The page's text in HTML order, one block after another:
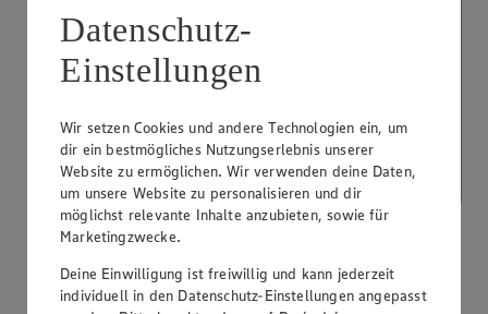
Datenschutz-
Einstellungen
Wir setzen Cookies und andere Technologien ein, um
dir ein bestmögliches Nutzungserlebnis unserer
Website zu ermöglichen. Wir verwenden deine Daten,
um unsere Website zu personalisieren und dir
möglichst relevante Inhalte anzubieten, sowie für
Marketingzwecke.
Deine Einwilligung ist freiwillig und kann jederzeit
individuell in den Datenschutz-Einstellungen angepasst